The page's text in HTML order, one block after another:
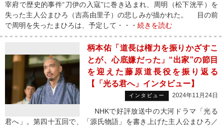
宰府で歴史的事件“刀伊の入寇”に巻き込まれ、周明（松下洸平）を
失った主人公まひろ（吉高由里子）の悲しみが描かれた。 目の前
で周明を失ったまひろは、予定して・・・ 続きを読む
柄本佑「道長は権力を振りかざすこ
とが、心底嫌だった」“出家”の節目
を迎えた藤原道長役を振り返る
【「光る君へ」インタビュー】
インタビュー 2024年11月24日
NHKで好評放送中の大河ドラマ「光る
君へ」。第四十五回で、「源氏物語」を書き上げた主人公まひろ／